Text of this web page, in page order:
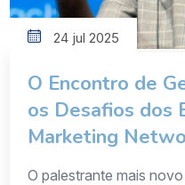
24 jul 2025
O Encontro de
os Desafios dos
Marketing
O palestrante mais